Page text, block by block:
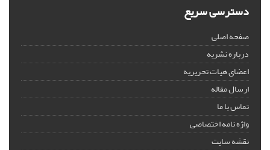
دسترسی سریع
صفحه اصلی
درباره نشریه
اعضای هیات تحریریه
ارسال مقاله
تماس با ما
واژه نامه اختصاصی
نقشه سایت